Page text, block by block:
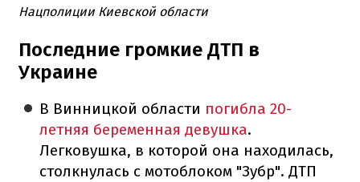
Нацполиции Киевской области
Последние громкие ДТП в
Украине
В Винницкой области погибла 20-
летняя беременная девушка.
Легковушка, в которой она находилась,
столкнулась с мотоблоком "Зубр". ДТП